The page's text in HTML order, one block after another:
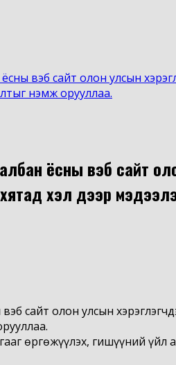
вэб сайт олон улсын
нэмж орууллаа.
ёсны вэб сайт
хэл дээр
сайт олон улсын
өргөжүүлэх, гишүүний үйл